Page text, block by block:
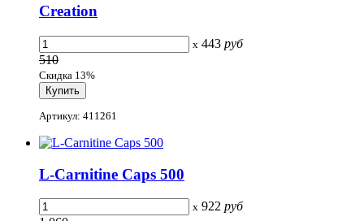
Creation
x 443 руб
510
Скидка 13%
Артикул: 411261
L-Carnitine Caps 500
x 922 руб